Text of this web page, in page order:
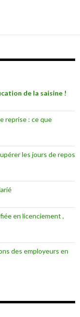
de la saisine !
reprise : ce que
les jours de repos
en licenciement ,
des employeurs en